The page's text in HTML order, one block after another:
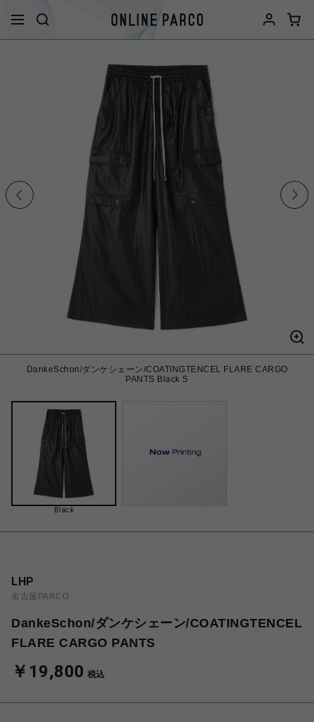
DankeSchon/ダンケシェーン/COATINGTENCEL FLARE CARGO
PANTS Black S
Black
LHP
名古屋PARCO
DankeSchon/ダンケシェーン/COATINGTENCEL
FLARE CARGO PANTS
￥19,800 税込